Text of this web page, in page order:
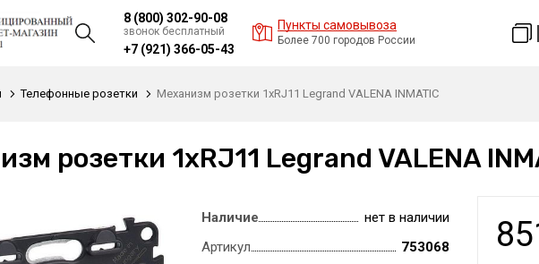
8 (800) 302-90-08
звонок бесплатный
+7 (921) 366-05-43
Пункты самовывоза
Более 700 городов России
Телефонные розетки Механизм розетки 1xRJ11 Legrand VALENA INMATIC
розетки 1xRJ11 Legrand VALENA
Наличие
нет в наличии
Артикул
753068